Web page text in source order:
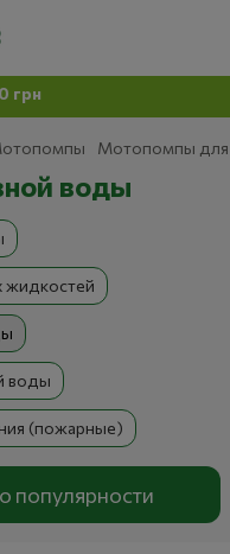
Мотопомпы для
воды
жидкостей
воды
(пожарные)
популярности